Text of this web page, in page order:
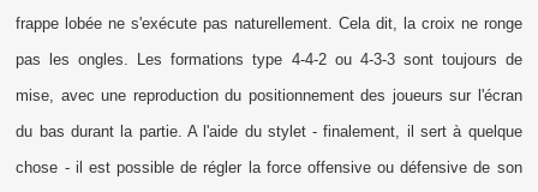
frappe lobée ne s'exécute pas naturellement. Cela dit, la croix ne ronge
pas les ongles. Les formations type 4-4-2 ou 4-3-3 sont toujours de
mise, avec une reproduction du positionnement des joueurs sur l'écran
du bas durant la partie. A l'aide du stylet - finalement, il sert à quelque
chose - il est possible de régler la force offensive ou défensive de son